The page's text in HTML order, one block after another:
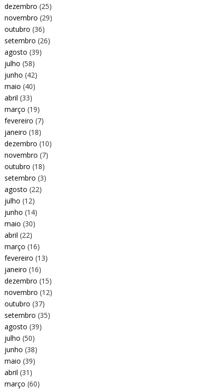
dezembro (25)
novembro (29)
outubro (36)
setembro (26)
agosto (39)
julho (58)
junho (42)
maio (40)
abril (33)
março (19)
fevereiro (7)
janeiro (18)
dezembro (10)
novembro (7)
outubro (18)
setembro (3)
agosto (22)
julho (12)
junho (14)
maio (30)
abril (22)
março (16)
fevereiro (13)
janeiro (16)
dezembro (15)
novembro (12)
outubro (37)
setembro (35)
agosto (39)
julho (50)
junho (38)
maio (39)
abril (31)
março (60)